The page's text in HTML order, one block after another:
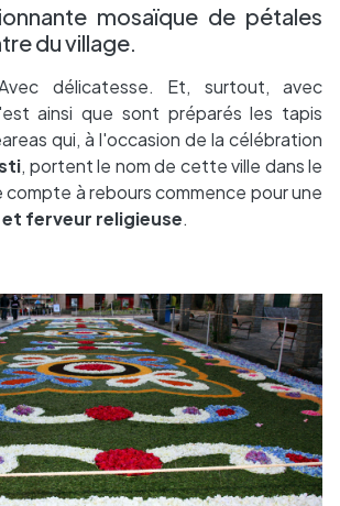
mosaïque de pétales
du village.
délicatesse. Et, surtout, avec
ainsi que sont préparés les tapis
qui, à l'occasion de la célébration
, portent le nom de cette ville dans le
à rebours commence pour une
ferveur religieuse.